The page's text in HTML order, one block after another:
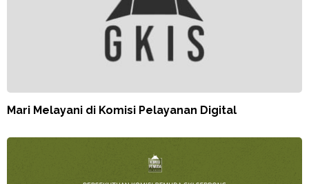
Mari Melayani di Komisi Pelayanan Digital